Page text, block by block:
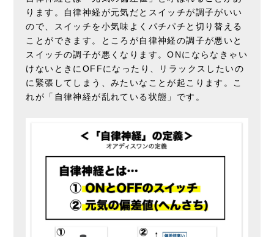
ります。自律神経が元気だとスイッチが調子がいい
ので、スイッチを小気味よくパチパチと切り替える
ことができます。ところが自律神経の調子が悪いと
スイッチの調子が悪くなります。ONにならなきゃい
けないときにOFFになったり、リラックスしたいの
に緊張してしまう、みたいなことが起こります。こ
れが「自律神経が乱れている状態」です。